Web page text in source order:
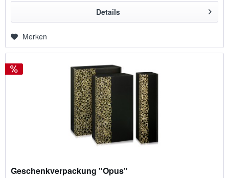
Details
Merken
Geschenkverpackung "Opus"